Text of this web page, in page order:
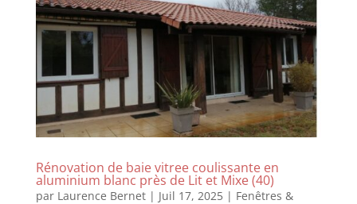
Rénovation de baie vitree coulissante en
aluminium blanc près de Lit et Mixe (40)
par Laurence Bernet| Juil 17, 2025| Fenêtres &